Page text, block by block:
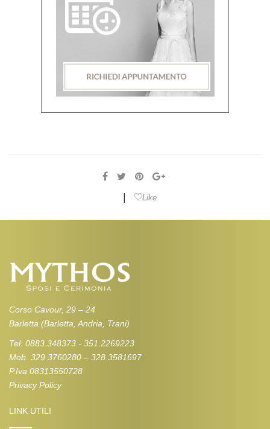
Like
Corso Cavour, 29 – 24
Barletta (Barletta, Andria, Trani)
Tel: 0883.348373 - 351.2269223
Mob. 329.3760280 – 328.3581697
P.Iva 08313550728
Privacy Policy
LINK UTILI